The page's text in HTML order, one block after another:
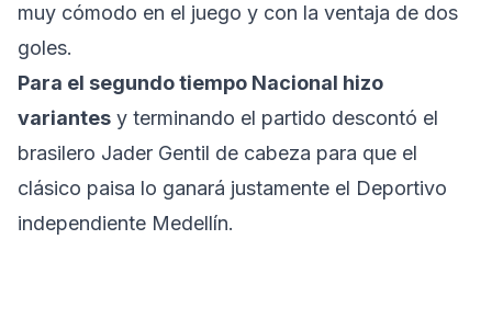
muy cómodo en el juego y con la ventaja de dos
goles.
Para el segundo tiempo Nacional hizo
variantes y terminando el partido descontó el
brasilero Jader Gentil de cabeza para que el
clásico paisa lo ganará justamente el Deportivo
independiente Medellín.